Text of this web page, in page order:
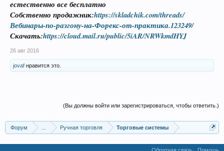
естественно все бесплатно
Собственно продажник:https://skladchik.com/threads/
Вебинары-по-разгону-на-Форекс-от-практика.123249/
Скачать:https://cloud.mail.ru/public/5iAR/NRWkmdHYJ
26 авг 2016
jovaf нравится это.
(Вы должны войти или зарегистрироваться, чтобы ответить.)
Форум Ручная торговля Торговые системы